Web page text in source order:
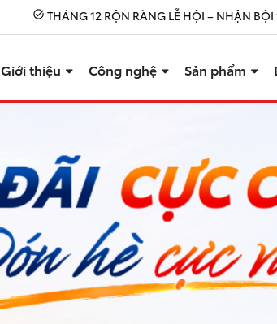
THÁNG 12 RỘN RÀNG LỄ HỘI – NHẬN BỘI “DEAL
Giới thiệu Công nghệ Sản phẩm